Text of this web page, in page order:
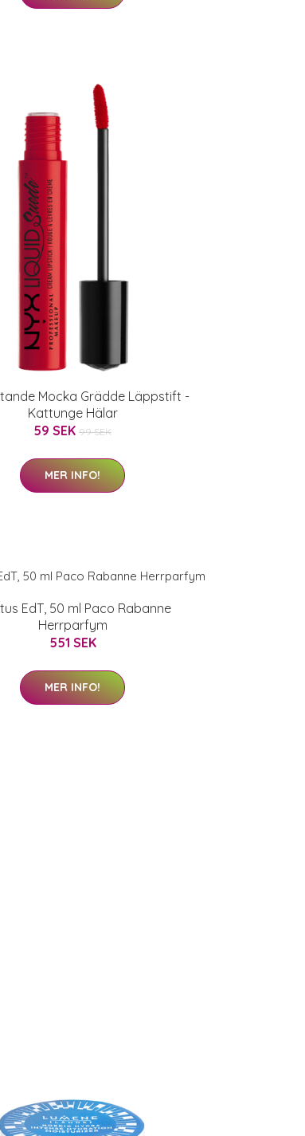
Mocka Grädde Läppstift -
Kattunge Hälar
59 SEK 99 SEK
MER INFO!
EdT, 50 ml Paco Rabanne
Herrparfym
551 SEK
MER INFO!